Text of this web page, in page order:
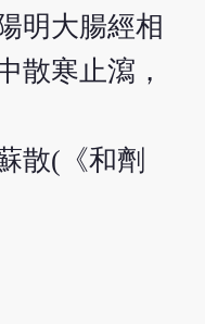
明大腸經相
散寒止瀉，
散(《和劑